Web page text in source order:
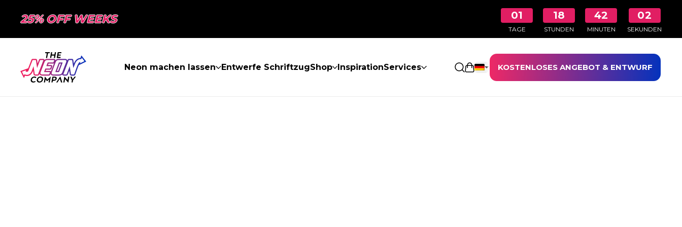
25% OFF WEEKS 01
TAGE
18
STUNDEN
42
MINUTEN
01
SEKUNDEN
Neon machen lassen Entwerfe SchriftzugShop InspirationServices Einkaufswagen öffnen
KOSTENLOSES ANGEBOT & ENTWURF